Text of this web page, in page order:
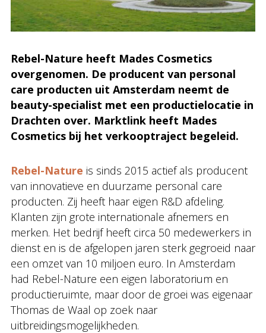
Rebel-Nature heeft Mades Cosmetics
overgenomen. De producent van personal
care producten uit Amsterdam neemt de
beauty-specialist met een productielocatie in
Drachten over. Marktlink heeft Mades
Cosmetics bij het verkooptraject begeleid.
Rebel-Nature is sinds 2015 actief als producent
van innovatieve en duurzame personal care
producten. Zij heeft haar eigen R&D afdeling.
Klanten zijn grote internationale afnemers en
merken. Het bedrijf heeft circa 50 medewerkers in
dienst en is de afgelopen jaren sterk gegroeid naar
een omzet van 10 miljoen euro. In Amsterdam
had Rebel-Nature een eigen laboratorium en
productieruimte, maar door de groei was eigenaar
Thomas de Waal op zoek naar
uitbreidingsmogelijkheden.